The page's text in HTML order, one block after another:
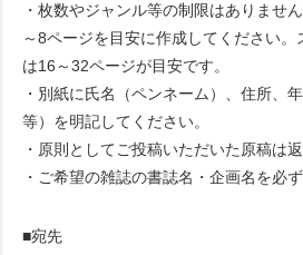
・枚数やジャンル等の制限はありませ
～8ページを目安に作成してください
は16～32ページが目安です。
・別紙に氏名（ペンネーム）、住所、
等）を明記してください。
・原則としてご投稿いただいた原稿は
・ご希望の雑誌の書誌名・企画名を必
■宛先